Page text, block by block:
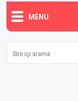
MENU